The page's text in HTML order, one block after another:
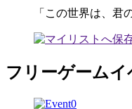
「この世界は、君
フリーゲームイ